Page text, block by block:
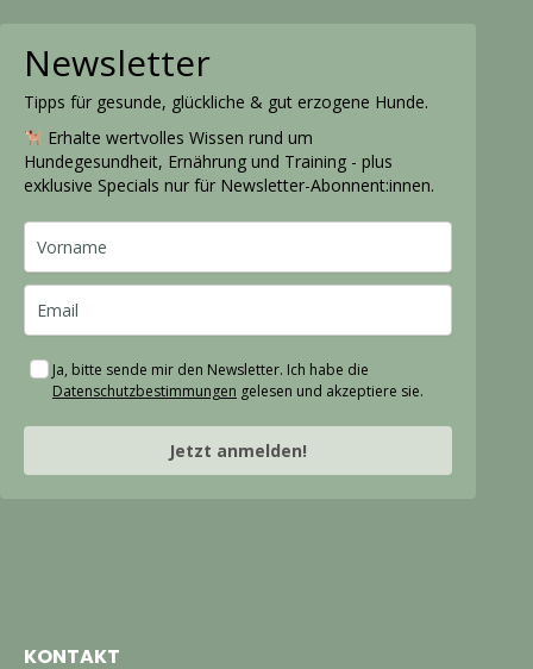
Newsletter
Tipps für gesunde, glückliche & gut erzogene Hunde.
Erhalte wertvolles Wissen rund um
Hundegesundheit, Ernährung und Training - plus
exklusive Specials nur für Newsletter-Abonnent:innen.
Ja, bitte sende mir den Newsletter. Ich habe die
Datenschutzbestimmungen gelesen und akzeptiere sie.
Jetzt anmelden!
KONTAKT